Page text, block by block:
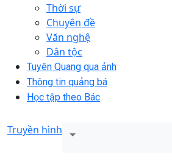
Thời sự
Chuyên đề
Văn nghệ
Dân tộc
Tuyên Quang qua ảnh
Thông tin quảng bá
Học tập theo Bác
Truyền hình